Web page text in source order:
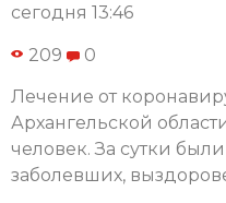
сегодня 13:46
209 0
Лечение от
Архангельской
человек. За сутки
заболевших,